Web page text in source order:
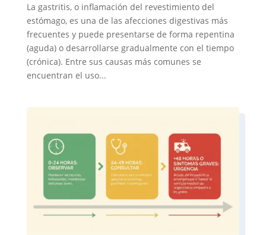
La gastritis, o inflamación del revestimiento del
estómago, es una de las afecciones digestivas más
frecuentes y puede presentarse de forma repentina
(aguda) o desarrollarse gradualmente con el tiempo
(crónica). Entre sus causas más comunes se
encuentran el uso...